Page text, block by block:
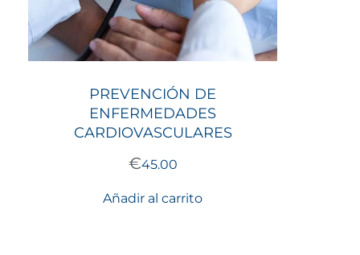
PREVENCIÓN DE
ENFERMEDADES
CARDIOVASCULARES
€45.00
Añadir al carrito